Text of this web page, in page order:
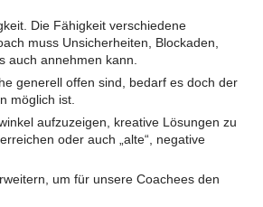
Die Fähigkeit verschiedene
muss Unsicherheiten, Blockaden,
auch annehmen kann.
generell offen sind, bedarf es doch der
möglich ist.
aufzuzeigen, kreative Lösungen zu
oder auch „alte“, negative
um für unsere Coachees den